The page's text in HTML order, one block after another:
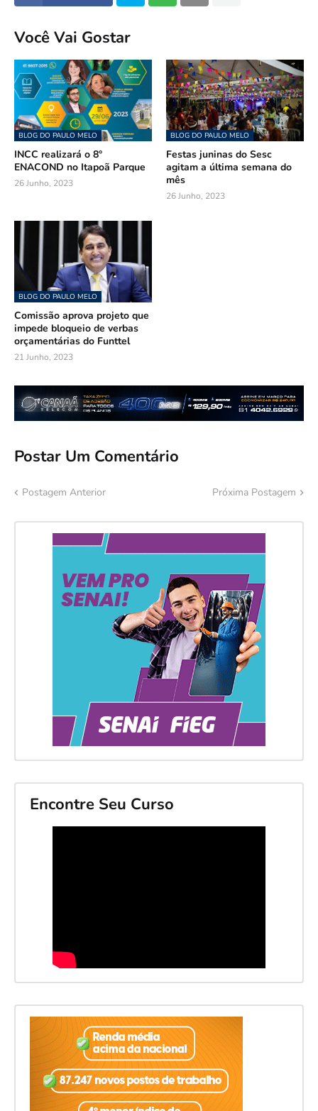
Você Vai Gostar
BLOG DO PAULO MELO
INCC realizará o 8°
ENACOND no Itapoã Parque
26 Junho, 2023
BLOG DO PAULO MELO
Festas juninas do Sesc
agitam a última semana do
mês
26 Junho, 2023
BLOG DO PAULO MELO
Comissão aprova projeto que
impede bloqueio de verbas
orçamentárias do Funttel
21 Junho, 2023
Postar Um Comentário
Postagem Anterior Próxima Postagem
Encontre Seu Curso